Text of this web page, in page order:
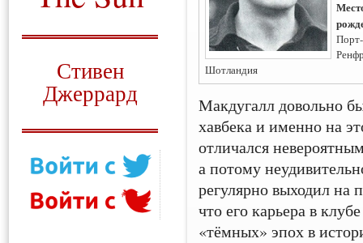
Стивен
Джеррард
Шотландия
Макдугалл довольно
хавбека и именно на
отличался
а потому
регулярно выходил на
что его карьера в
«тёмных» эпох в